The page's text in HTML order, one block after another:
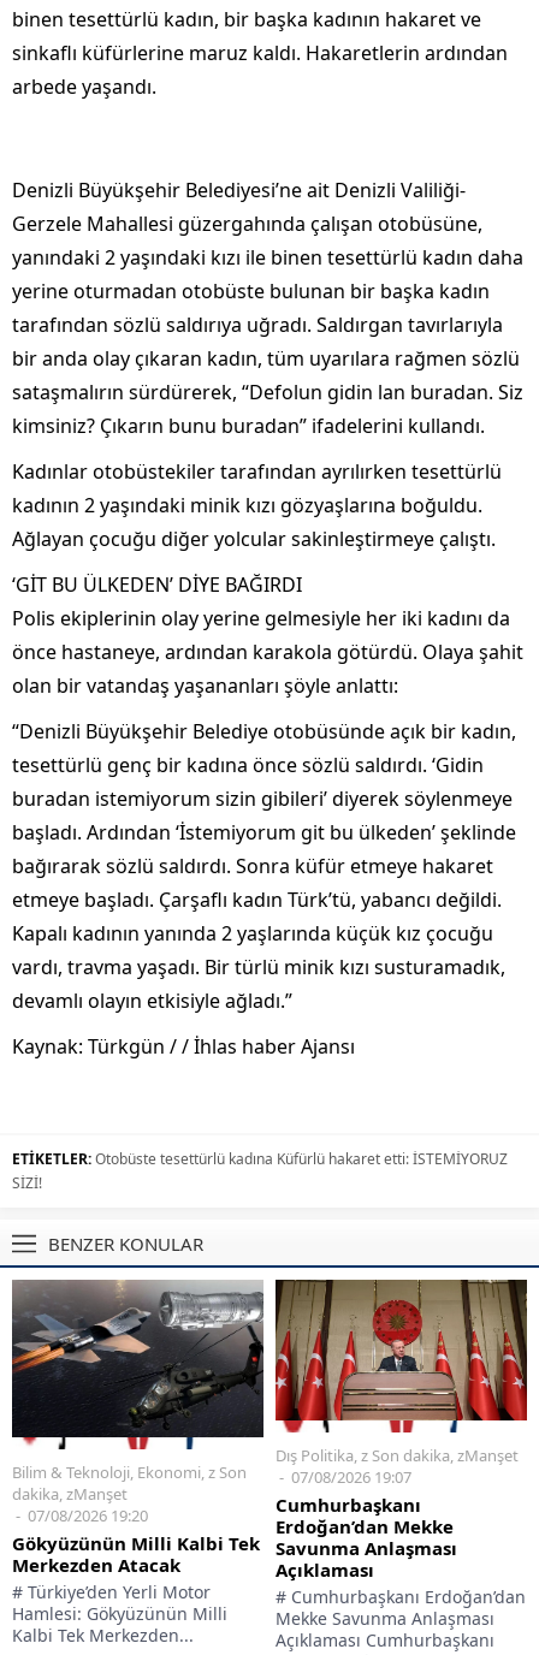
binen tesettürlü kadın, bir başka kadının hakaret ve
sinkaflı küfürlerine maruz kaldı. Hakaretlerin ardından
arbede yaşandı.
Denizli Büyükşehir Belediyesi’ne ait Denizli Valiliği-
Gerzele Mahallesi güzergahında çalışan otobüsüne,
yanındaki 2 yaşındaki kızı ile binen tesettürlü kadın daha
yerine oturmadan otobüste bulunan bir başka kadın
tarafından sözlü saldırıya uğradı. Saldırgan tavırlarıyla
bir anda olay çıkaran kadın, tüm uyarılara rağmen sözlü
sataşmalırın sürdürerek, “Defolun gidin lan buradan. Siz
kimsiniz? Çıkarın bunu buradan” ifadelerini kullandı.
Kadınlar otobüstekiler tarafından ayrılırken tesettürlü
kadının 2 yaşındaki minik kızı gözyaşlarına boğuldu.
Ağlayan çocuğu diğer yolcular sakinleştirmeye çalıştı.
‘GİT BU ÜLKEDEN’ DİYE BAĞIRDI
Polis ekiplerinin olay yerine gelmesiyle her iki kadını da
önce hastaneye, ardından karakola götürdü. Olaya şahit
olan bir vatandaş yaşananları şöyle anlattı:
“Denizli Büyükşehir Belediye otobüsünde açık bir kadın,
tesettürlü genç bir kadına önce sözlü saldırdı. ‘Gidin
buradan istemiyorum sizin gibileri’ diyerek söylenmeye
başladı. Ardından ‘İstemiyorum git bu ülkeden’ şeklinde
bağırarak sözlü saldırdı. Sonra küfür etmeye hakaret
etmeye başladı. Çarşaflı kadın Türk’tü, yabancı değildi.
Kapalı kadının yanında 2 yaşlarında küçük kız çocuğu
vardı, travma yaşadı. Bir türlü minik kızı susturamadık,
devamlı olayın etkisiyle ağladı.”
Kaynak: Türkgün / / İhlas haber Ajansı
ETİKETLER:Otobüste tesettürlü kadına Küfürlü hakaret etti: İSTEMİYORUZ
SİZİ!
BENZER KONULAR
Bilim & Teknoloji, Ekonomi,z Son
dakika,zManşet
07/08/2026 19:20
Gökyüzünün Milli Kalbi Tek
Merkezden Atacak
# Türkiye’den Yerli Motor
Hamlesi: Gökyüzünün Milli
Kalbi Tek Merkezden...
Dış Politika,z Son dakika,zManşet
07/08/2026 19:07
Cumhurbaşkanı
Erdoğan’dan Mekke
Savunma Anlaşması
Açıklaması
# Cumhurbaşkanı Erdoğan’dan
Mekke Savunma Anlaşması
Açıklaması Cumhurbaşkanı